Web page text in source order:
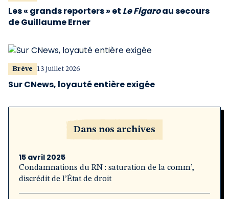
Les « grands reporters » et Le Figaroau secours
de Guillaume Erner
Brève 13 juillet 2026
Sur CNews, loyauté entière exigée
Dans nos archives
15 avril 2025
Condamnations du RN : saturation de la comm’,
discrédit de l’État de droit